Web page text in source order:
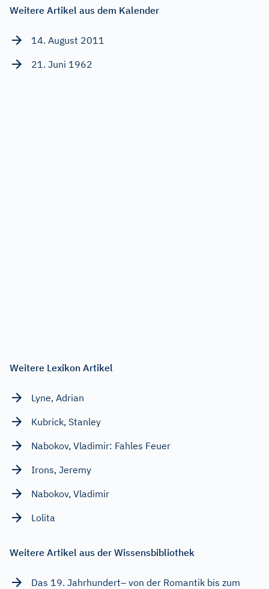
Weitere Artikel aus dem Kalender
14. August 2011
21. Juni 1962
Weitere Lexikon Artikel
Lyne, Adrian
Kubrick, Stanley
Nabokov, Vladimir: Fahles Feuer
Irons, Jeremy
Nabokov, Vladimir
Lolita
Weitere Artikel aus der Wissensbibliothek
Das 19. Jahrhundert– von der Romantik bis zum